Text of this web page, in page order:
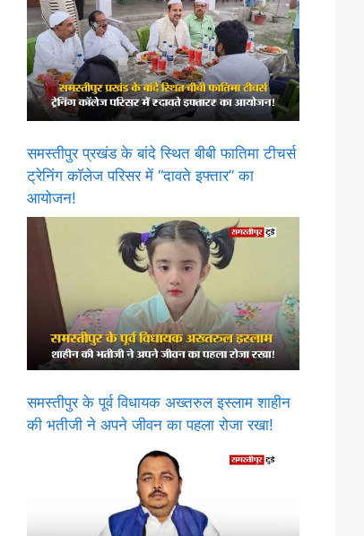
समस्तीपुर प्रखंड के बांदे स्थित बीबी फातिमा टीचर्स
ट्रेनिंग कॉलेज परिसर में “दावते इफ्तार” का
आयोजन!
समस्तीपुर के पूर्व विधायक अख्तरुल इस्लाम शाहीन
की भतीजी ने अपने जीवन का पहला रोजा रखा!